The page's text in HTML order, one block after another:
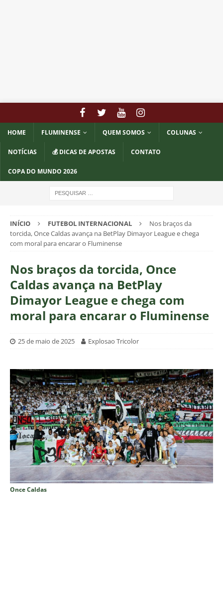
HOME FLUMINENSE QUEM SOMOS COLUNAS
NOTÍCIAS 💰 DICAS DE APOSTAS CONTATO
COPA DO MUNDO 2026
INÍCIO FUTEBOL INTERNACIONAL
Nos braços da
torcida, Once Caldas avança na BetPlay Dimayor League e chega
com moral para encarar o Fluminense
Nos braços da torcida, Once
Caldas avança na BetPlay
Dimayor League e chega com
moral para encarar o Fluminense
25 de maio de 2025 Explosao Tricolor
Once Caldas